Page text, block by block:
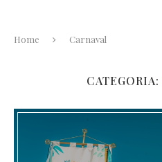
Home Carnaval
CATEGORIA: